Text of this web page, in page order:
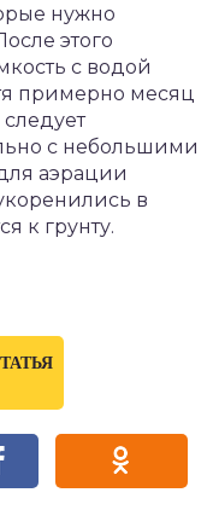
нужно
этого
с водой
примерно месяц
с небольшими
аэрации
в
к грунту.